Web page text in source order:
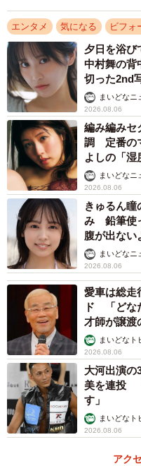
エンタメ 気になる ビフォ
夕日を浴
中村舞の
切った2nd
まいどなニ
2026.08.06
編み編みセ
調 定番の
よしの「湿
まいどなニ
2026.08.06
きゅるん瞳
み 鉛筆使
腹が出ない
まいどなニ
2026.08.06
愛車は総走
ド 「どな
才師が譲渡
まいどなト
2026.08.06
大河出演
美を連投
す」
まいどなト
2026.08.06
アク